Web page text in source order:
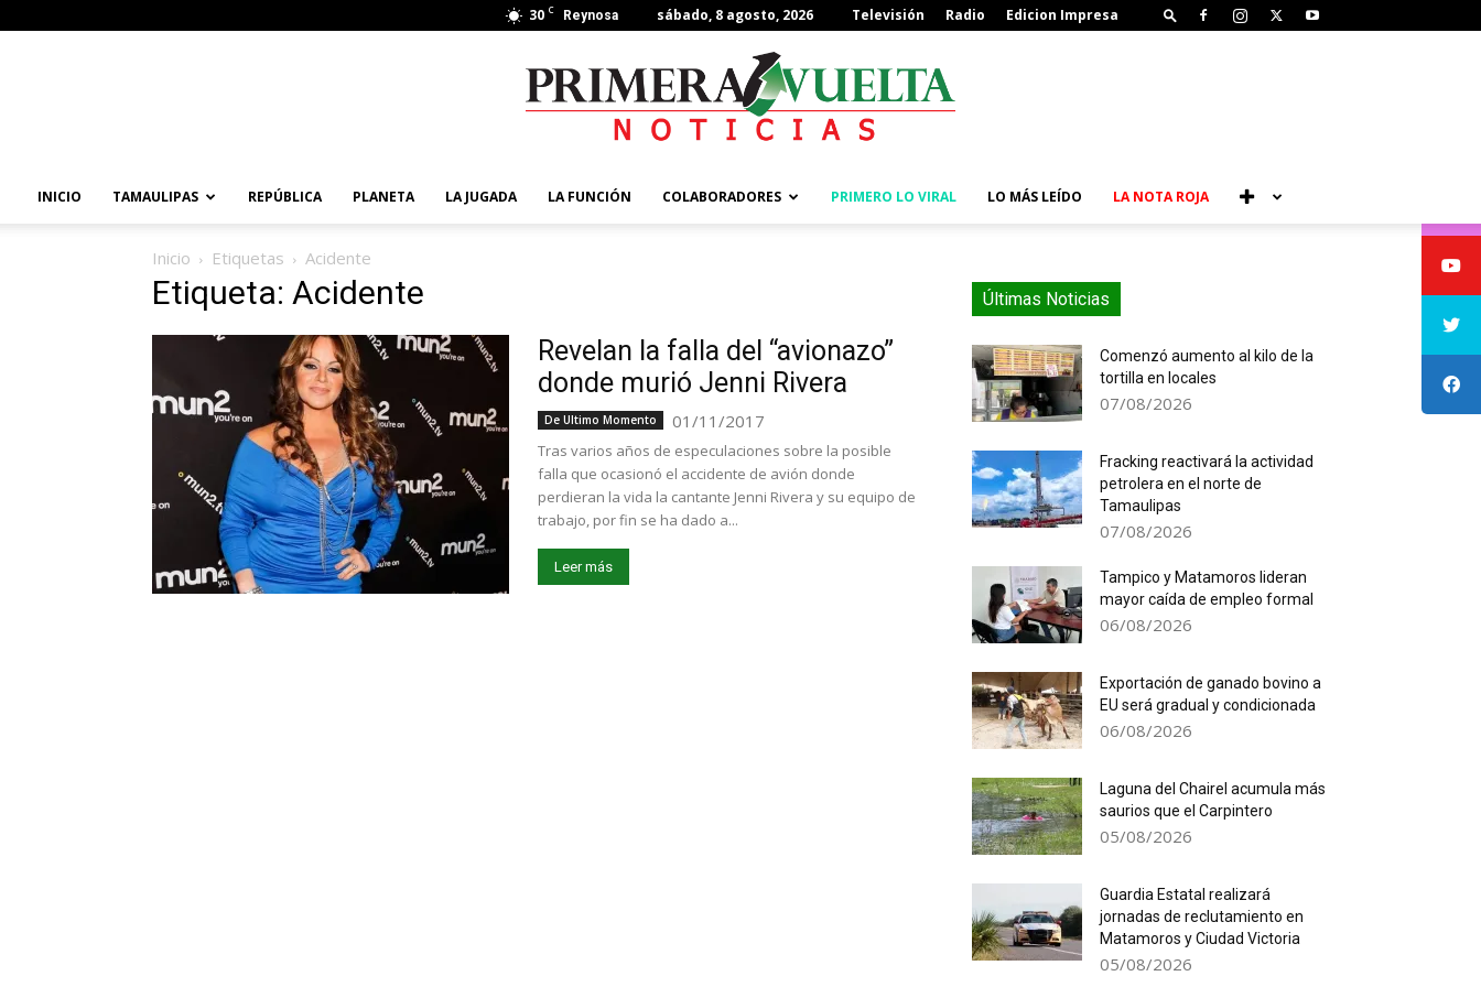
30 C Reynosa sábado, 8 agosto, 2026 Televisión Radio Edicion Impresa
INICIO TAMAULIPAS REPÚBLICA PLANETA LA JUGADA LA FUNCIÓN COLABORADORES PRIMERO LO VIRAL LO MÁS LEÍDO LA NOTA ROJA
Inicio Etiquetas Acidente
Etiqueta: Acidente
Revelan la falla del “avionazo”
donde murió Jenni Rivera
De Ultimo Momento 01/11/2017
Tras varios años de especulaciones sobre la posible
falla que ocasionó el accidente de avión donde
perdieran la vida la cantante Jenni Rivera y su equipo de
trabajo, por fin se ha dado a...
Leer más
Últimas Noticias
Comenzó aumento al kilo de la
tortilla en locales
07/08/2026
Fracking reactivará la actividad
petrolera en el norte de
Tamaulipas
07/08/2026
Tampico y Matamoros lideran
mayor caída de empleo formal
06/08/2026
Exportación de ganado bovino a
EU será gradual y condicionada
06/08/2026
Laguna del Chairel acumula más
saurios que el Carpintero
05/08/2026
Guardia Estatal realizará
jornadas de reclutamiento en
Matamoros y Ciudad Victoria
05/08/2026